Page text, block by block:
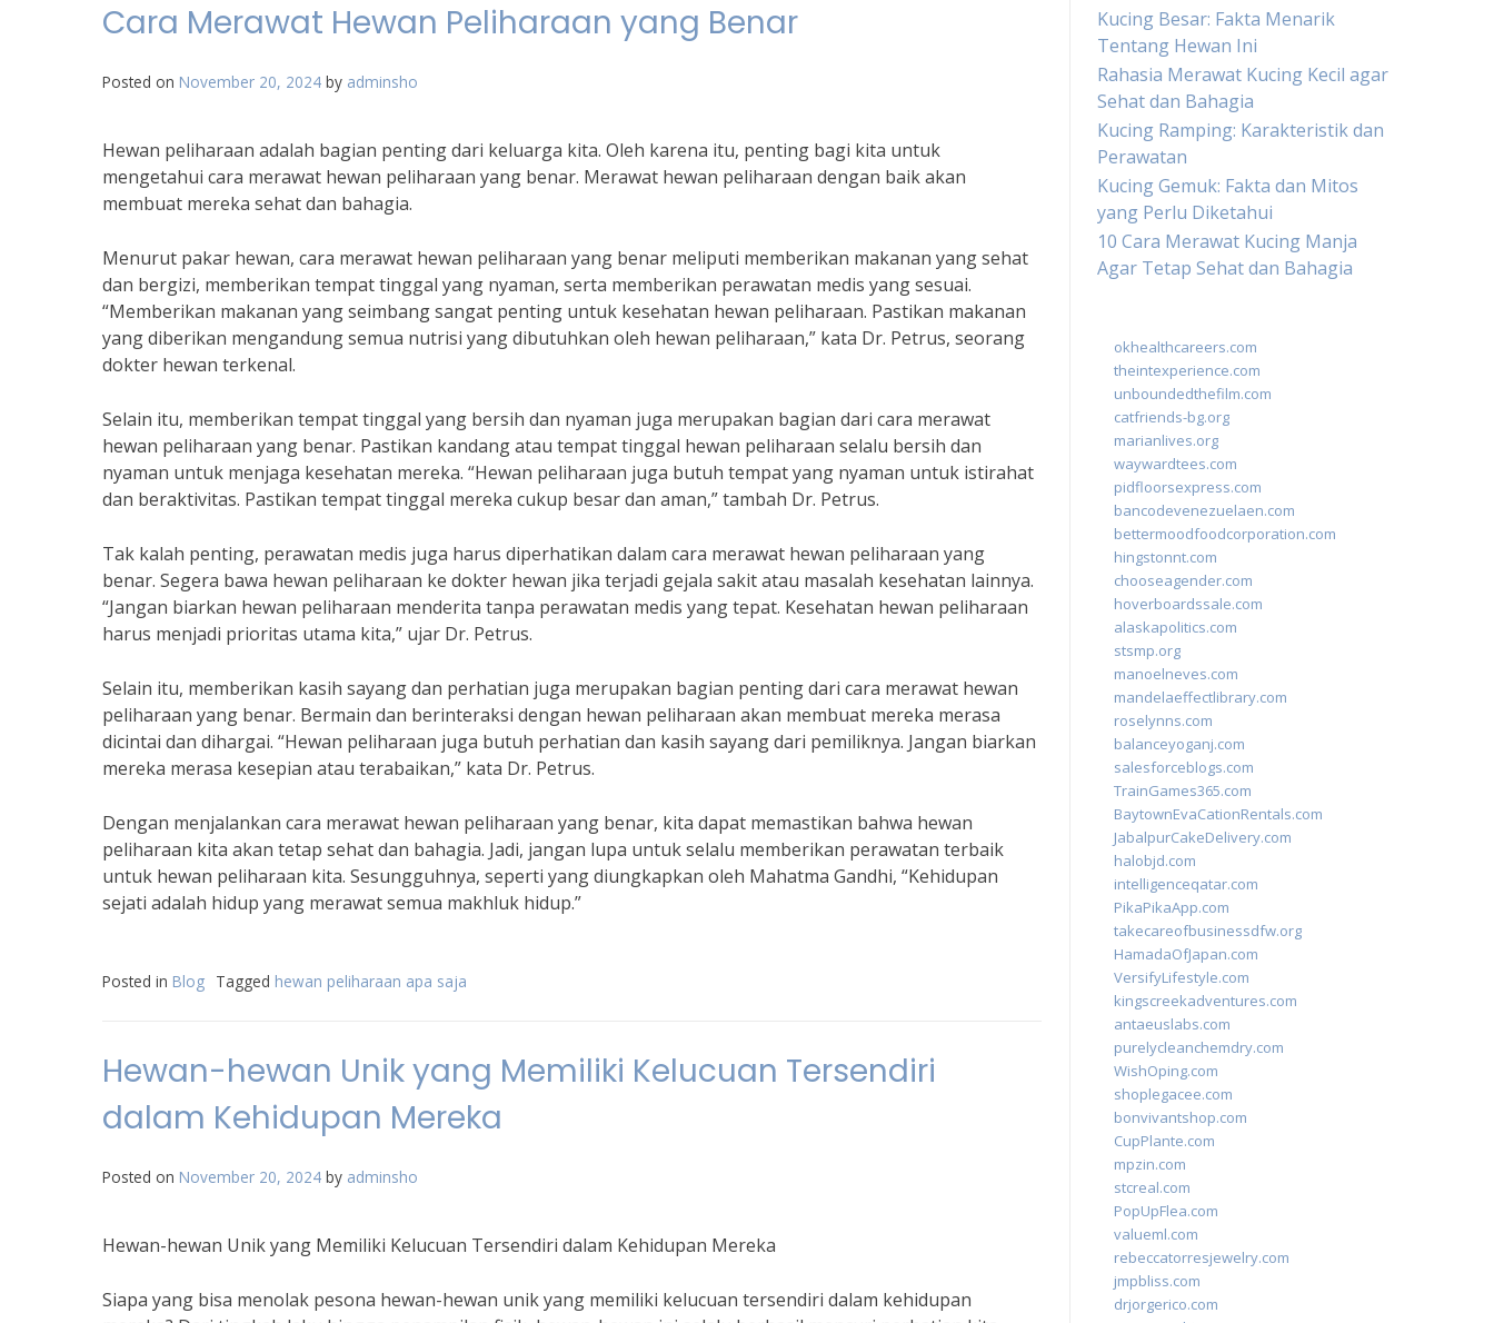
Cara Merawat Hewan Peliharaan yang Benar
Posted on November 20, 2024 by adminsho
Hewan peliharaan adalah bagian penting dari keluarga kita. Oleh karena itu, penting bagi kita untuk
mengetahui cara merawat hewan peliharaan yang benar. Merawat hewan peliharaan dengan baik akan
membuat mereka sehat dan bahagia.
Menurut pakar hewan, cara merawat hewan peliharaan yang benar meliputi memberikan makanan yang sehat
dan bergizi, memberikan tempat tinggal yang nyaman, serta memberikan perawatan medis yang sesuai.
“Memberikan makanan yang seimbang sangat penting untuk kesehatan hewan peliharaan. Pastikan makanan
yang diberikan mengandung semua nutrisi yang dibutuhkan oleh hewan peliharaan,” kata Dr. Petrus, seorang
dokter hewan terkenal.
Selain itu, memberikan tempat tinggal yang bersih dan nyaman juga merupakan bagian dari cara merawat
hewan peliharaan yang benar. Pastikan kandang atau tempat tinggal hewan peliharaan selalu bersih dan
nyaman untuk menjaga kesehatan mereka. “Hewan peliharaan juga butuh tempat yang nyaman untuk istirahat
dan beraktivitas. Pastikan tempat tinggal mereka cukup besar dan aman,” tambah Dr. Petrus.
Tak kalah penting, perawatan medis juga harus diperhatikan dalam cara merawat hewan peliharaan yang
benar. Segera bawa hewan peliharaan ke dokter hewan jika terjadi gejala sakit atau masalah kesehatan lainnya.
“Jangan biarkan hewan peliharaan menderita tanpa perawatan medis yang tepat. Kesehatan hewan peliharaan
harus menjadi prioritas utama kita,” ujar Dr. Petrus.
Selain itu, memberikan kasih sayang dan perhatian juga merupakan bagian penting dari cara merawat hewan
peliharaan yang benar. Bermain dan berinteraksi dengan hewan peliharaan akan membuat mereka merasa
dicintai dan dihargai. “Hewan peliharaan juga butuh perhatian dan kasih sayang dari pemiliknya. Jangan biarkan
mereka merasa kesepian atau terabaikan,” kata Dr. Petrus.
Dengan menjalankan cara merawat hewan peliharaan yang benar, kita dapat memastikan bahwa hewan
peliharaan kita akan tetap sehat dan bahagia. Jadi, jangan lupa untuk selalu memberikan perawatan terbaik
untuk hewan peliharaan kita. Sesungguhnya, seperti yang diungkapkan oleh Mahatma Gandhi, “Kehidupan
sejati adalah hidup yang merawat semua makhluk hidup.”
Posted in Blog Tagged hewan peliharaan apa saja
Hewan-hewan Unik yang Memiliki Kelucuan Tersendiri
dalam Kehidupan Mereka
Posted on November 20, 2024 by adminsho
Hewan-hewan Unik yang Memiliki Kelucuan Tersendiri dalam Kehidupan Mereka
Siapa yang bisa menolak pesona hewan-hewan unik yang memiliki kelucuan tersendiri dalam kehidupan
Kucing Besar: Fakta Menarik
Tentang Hewan Ini
Rahasia Merawat Kucing Kecil agar
Sehat dan Bahagia
Kucing Ramping: Karakteristik dan
Perawatan
Kucing Gemuk: Fakta dan Mitos
yang Perlu Diketahui
10 Cara Merawat Kucing Manja
Agar Tetap Sehat dan Bahagia
okhealthcareers.com
theintexperience.com
unboundedthefilm.com
catfriends-bg.org
marianlives.org
waywardtees.com
pidfloorsexpress.com
bancodevenezuelaen.com
bettermoodfoodcorporation.com
hingstonnt.com
chooseagender.com
hoverboardssale.com
alaskapolitics.com
stsmp.org
manoelneves.com
mandelaeffectlibrary.com
roselynns.com
balanceyoganj.com
salesforceblogs.com
TrainGames365.com
BaytownEvaCationRentals.com
JabalpurCakeDelivery.com
halobjd.com
intelligenceqatar.com
PikaPikaApp.com
takecareofbusinessdfw.org
HamadaOfJapan.com
VersifyLifestyle.com
kingscreekadventures.com
antaeuslabs.com
purelycleanchemdry.com
WishOping.com
shoplegacee.com
bonvivantshop.com
CupPlante.com
mpzin.com
stcreal.com
PopUpFlea.com
valueml.com
rebeccatorresjewelry.com
jmpbliss.com
drjorgerico.com